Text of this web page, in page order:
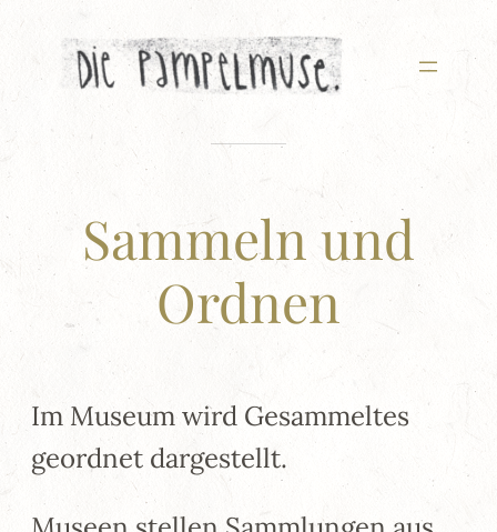
Zum
Inhalt
Sammeln und
Ordnen
Im Museum wird Gesammeltes
geordnet dargestellt.